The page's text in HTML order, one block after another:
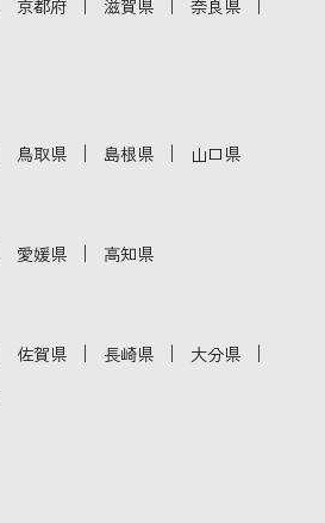
京都府 滋賀県 奈良県
鳥取県 ｜ 島根県 ｜ 山口県
愛媛県 ｜ 高知県
佐賀県 ｜ 長崎県 ｜ 大分県 ｜